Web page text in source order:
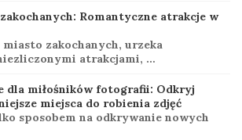
Romantyczne atrakcje w
miasto zakochanych, urzeka
atrakcjami, …
dla miłośników fotografii: Odkryj
miejsca do robienia zdjęć
sposobem na odkrywanie nowych